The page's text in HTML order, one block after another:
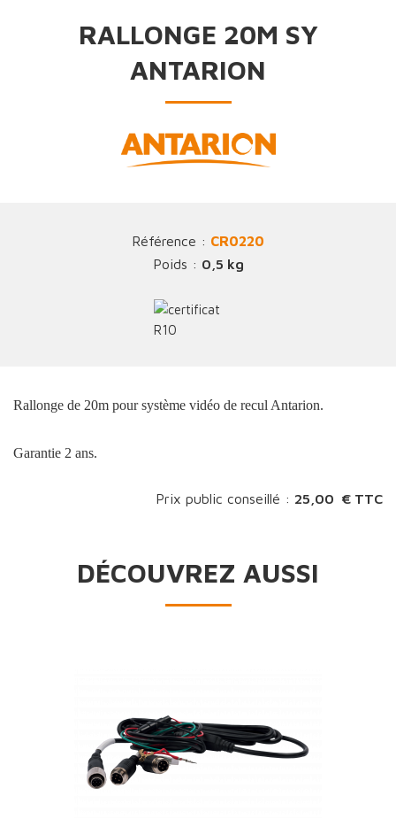
RALLONGE 20M SY
ANTARION
Référence : CR0220
Poids : 0,5 kg
Rallonge de 20m pour système vidéo de recul Antarion.
Garantie 2 ans.
Prix public conseillé : 25,00 € TTC
DÉCOUVREZ AUSSI